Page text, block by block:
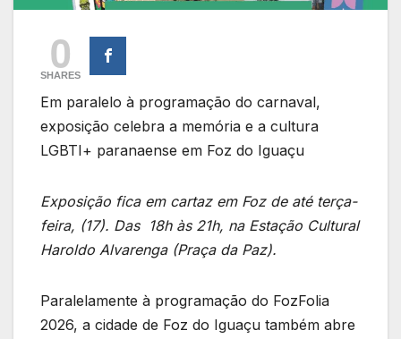
0
SHARES
Em paralelo à programação do carnaval,
exposição celebra a memória e a cultura
LGBTI+ paranaense em Foz do Iguaçu
Exposição fica em cartaz em Foz de até terça-
feira, (17). Das 18h às 21h, na Estação Cultural
Haroldo Alvarenga (Praça da Paz).
Paralelamente à programação do FozFolia
2026, a cidade de Foz do Iguaçu também abre